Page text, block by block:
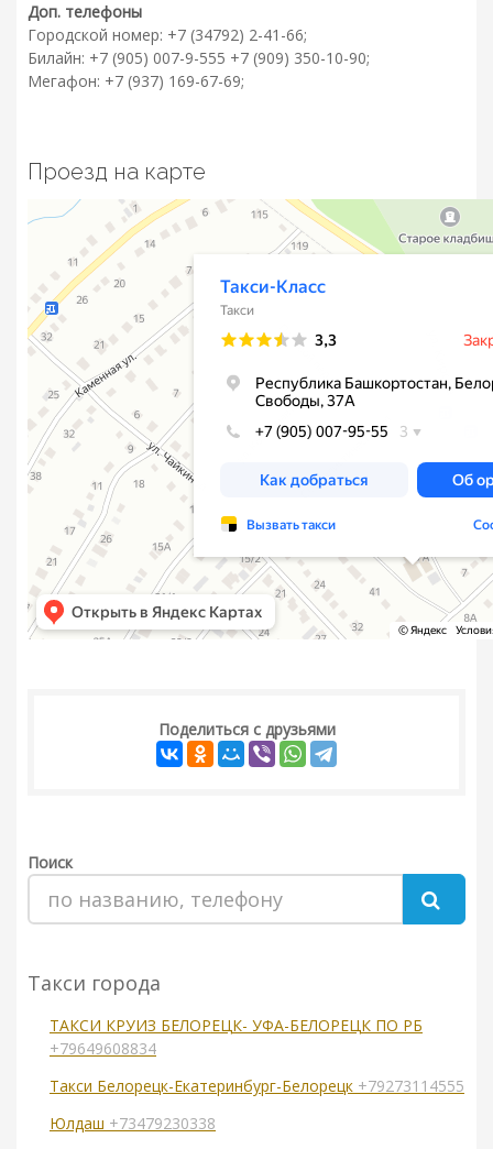
Доп. телефоны
Городской номер: +7 (34792) 2-41-66;
Билайн: +7 (905) 007-9-555 +7 (909) 350-10-90;
Мегафон: +7 (937) 169-67-69;
Проезд на карте
Поделиться с друзьями
Поиск
Такси города
ТАКСИ КРУИЗ БЕЛОРЕЦК- УФА-БЕЛОРЕЦК ПО РБ
+79649608834
Такси Белорецк-Екатеринбург-Белорецк +79273114555
Юлдаш +73479230338